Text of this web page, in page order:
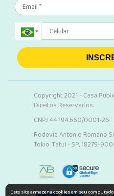
Copyright 2021 - Casa
Direitos Reservados.
CNPJ 44.194.660/0001-26.
Rodovia Antonio Romano
Tokio. Tatuí - SP, 18279-900
Este site armazena cookies em seu